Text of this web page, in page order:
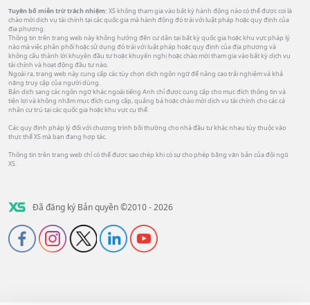
Tuyên bố miễn trừ trách nhiệm: XS không tham gia vào bất kỳ hành động nào có thể được coi là
chào mời dịch vụ tài chính tại các quốc gia mà hành động đó trái với luật pháp hoặc quy định của
địa phương.
Thông tin trên trang web này không hướng đến cư dân tại bất kỳ quốc gia hoặc khu vực pháp lý
nào mà việc phân phối hoặc sử dụng đó trái với luật pháp hoặc quy định của địa phương và
không cấu thành lời khuyên đầu tư hoặc khuyến nghị hoặc chào mời tham gia vào bất kỳ dịch vụ
tài chính và hoạt động đầu tư nào.
Ngoài ra, trang web này cung cấp các tùy chọn dịch ngôn ngữ để nâng cao trải nghiệm và khả
năng truy cập của người dùng.
Bản dịch sang các ngôn ngữ khác ngoài tiếng Anh chỉ được cung cấp cho mục đích thông tin và
tiện lợi và không nhằm mục đích cung cấp, quảng bá hoặc chào mời dịch vụ tài chính cho các cá
nhân cư trú tại các quốc gia hoặc khu vực cụ thể.
Các quy định pháp lý đối với chương trình bồi thường cho nhà đầu tư khác nhau tùy thuộc vào
thực thể XS mà bạn đang hợp tác.
Thông tin trên trang web chỉ có thể được sao chép khi có sự cho phép bằng văn bản của đội ngũ
XS.
Đã đăng ký Bản quyền ©2010 - 2026